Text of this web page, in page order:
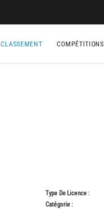
CLASSEMENT COMPÉTITIONS
Type De Licence :
Catégorie :